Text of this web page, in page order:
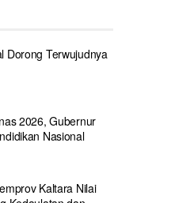
Dorong Terwujudnya
2026, Gubernur
Nasional
Kaltara Nilai